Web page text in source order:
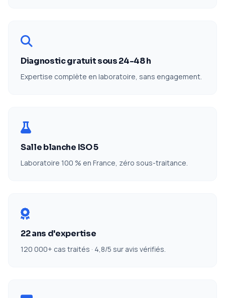
Diagnostic gratuit sous 24-48 h
Expertise complète en laboratoire, sans engagement.
Salle blanche ISO 5
Laboratoire 100 % en France, zéro sous-traitance.
22 ans d'expertise
120 000+ cas traités · 4,8/5 sur avis vérifiés.